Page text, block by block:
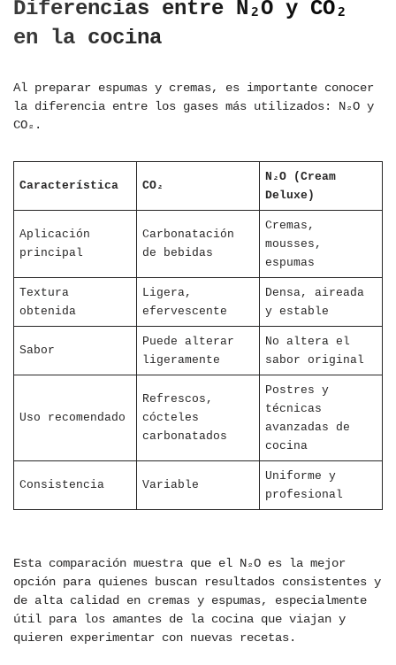
Diferencias entre N₂O y CO₂
en la cocina
Al preparar espumas y cremas, es importante conocer
la diferencia entre los gases más utilizados: N₂O y
CO₂.
Característica CO₂
N₂O (Cream
Deluxe)
Aplicación
principal
Carbonatación
de bebidas
Cremas,
mousses,
espumas
Textura
obtenida
Ligera,
efervescente
Densa, aireada
y estable
Sabor
Puede alterar
ligeramente
No altera el
sabor original
Uso recomendado
Refrescos,
cócteles
carbonatados
Postres y
técnicas
avanzadas de
cocina
Consistencia Variable
Uniforme y
profesional
Esta comparación muestra que el N₂O es la mejor
opción para quienes buscan resultados consistentes y
de alta calidad en cremas y espumas, especialmente
útil para los amantes de la cocina que viajan y
quieren experimentar con nuevas recetas.